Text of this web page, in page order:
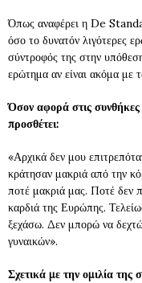
Όπως αναφέρει η De
όσο το δυνατόν λιγότερες
σύντροφός της στην
ερώτημα αν είναι ακόμα με
Όσον αφορά στις
προσθέτει:
«Αρχικά δεν μου
κράτησαν μακριά από την
ποτέ μακριά μας. Ποτέ δεν
καρδιά της Ευρώπης.
ξεχάσω. Δεν μπορώ να δεχτώ
γυναικών».
Σχετικά με την ομιλία